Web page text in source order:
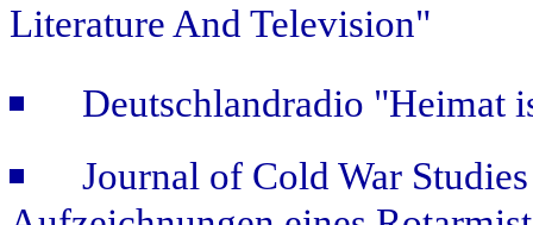
Literature And Television"
Deutschlandradio "Heimat
Journal of Cold War